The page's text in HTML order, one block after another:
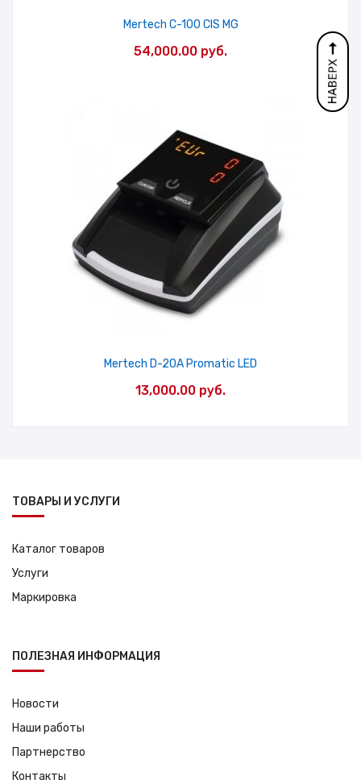
Mertech C-100 CIS MG
54,000.00 руб.
Mertech D-20A Promatic LED
13,000.00 руб.
ТОВАРЫ И УСЛУГИ
Каталог товаров
Услуги
Маркировка
ПОЛЕЗНАЯ ИНФОРМАЦИЯ
Новости
Наши работы
Партнерство
Контакты